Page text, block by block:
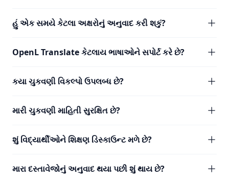
હું એક સમયે કેટલા અક્ષરોનું અનુવાદ કરી શકું?
OpenL Translate કેટલાય ભાષાઓને સપોર્ટ કરે છે?
કયા ચુકવણી વિકલ્પો ઉપલબ્ધ છે?
મારી ચુકવણી માહિતી સુરક્ષિત છે?
શું વિદ્યાર્થીઓને શિક્ષણ ડિસ્કાઉન્ટ મળે છે?
મારા દસ્તાવેજોનું અનુવાદ થયા પછી શું થાય છે?